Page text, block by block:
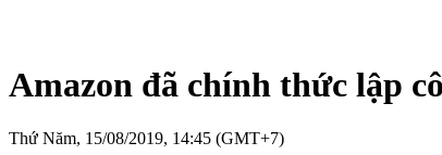
Amazon đã chính thức lập
Thứ Năm, 15/08/2019, 14:45 (GMT+7)